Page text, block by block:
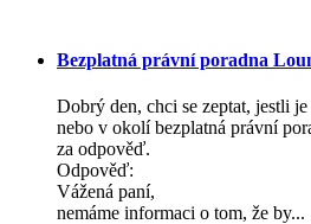
Bezplatná právní poradna
Dobrý den, chci se zeptat, jestli
nebo v okolí bezplatná právní
za odpověď.
Odpověď:
Vážená paní,
nemáme informaci o tom, že by...